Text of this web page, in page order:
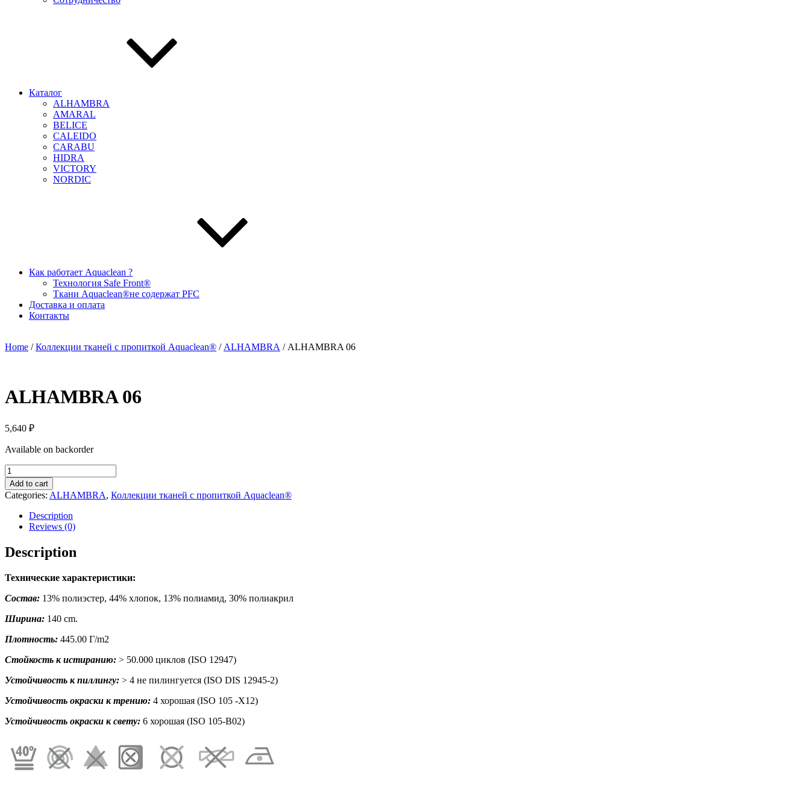
Каталог
ALHAMBRA
AMARAL
BELICE
CALEIDO
CARABU
HIDRA
VICTORY
NORDIC
Как работает Aquaclean ?
Технология Safe Front®
Ткани Aquaclean®не содержат PFC
Доставка и оплата
Контакты
Home /Коллекции тканей с пропиткой Aquaclean® / ALHAMBRA / ALHAMBRA 06
ALHAMBRA 06
5,640 ₽
Available on backorder
ALHAMBRA
06
quantity
Add to cart
Categories: ALHAMBRA, Коллекции тканей с пропиткой Aquaclean®
Description
Reviews (0)
Description
Технические характеристики:
Состав: 13% полиэстер, 44% хлопок, 13% полиамид, 30% полиакрил
Ширина: 140 cm.
Плотность: 445.00 Г/m2
Стойкость к истиранию: > 50.000 циклов (ISO 12947)
Устойчивость к пиллингу: > 4 не пилингуется (ISO DIS 12945-2)
Устойчивость окраски к трению: 4 хорошая (ISO 105 -X12)
Устойчивость окраски к свету: 6 хорошая (ISO 105-B02)